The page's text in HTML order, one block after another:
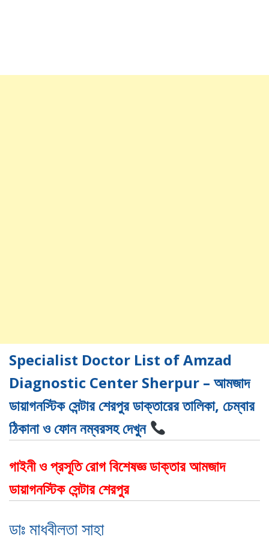
Specialist Doctor List of Amzad
Diagnostic Center Sherpur – আমজাদ
ডায়াগনস্টিক সেন্টার শেরপুর ডাক্তারের তালিকা, চেম্বার
ঠিকানা ও ফোন নম্বরসহ দেখুন
গাইনী ও প্রসূতি রোগ বিশেষজ্ঞ ডাক্তার আমজাদ
ডায়াগনস্টিক সেন্টার শেরপুর
ডাঃ মাধবীলতা সাহা